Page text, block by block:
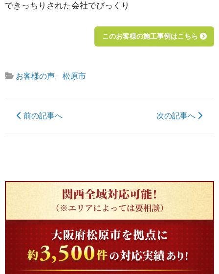
できっちりされた会社でびっくり
このお客様の施工事例はこちら
お客様の声, 松原市
前の記事へ 次の記事へ